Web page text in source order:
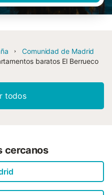
Comunidad de Madrid
baratos El Berrueco
todos
cercanos